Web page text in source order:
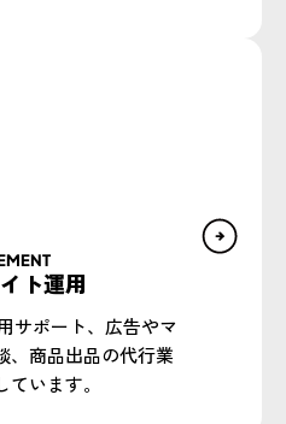
ト運用
サポート、広告やマ
、商品出品の代行業
います。